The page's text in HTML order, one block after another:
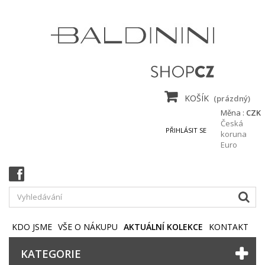
KOŠÍK (prázdný)
PŘIHLÁSIT SE
Měna : CZK
Česká
koruna
Euro
KDO JSME VŠE O NÁKUPU AKTUÁLNÍ KOLEKCE KONTAKT
KATEGORIE